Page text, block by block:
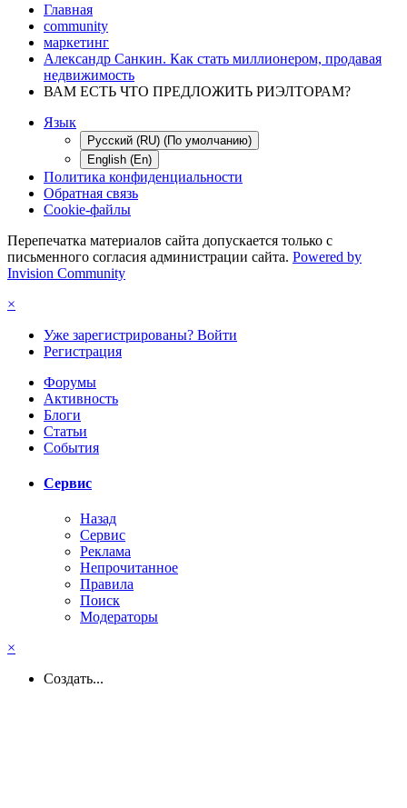
Главная
community
маркетинг
Александр Санкин. Как стать миллионером, продавая
недвижимость
ВАМ ЕСТЬ ЧТО ПРЕДЛОЖИТЬ РИЭЛТОРАМ?
Язык
Русский (RU) (По умолчанию)
English (En)
Политика конфиденциальности
Обратная связь
Cookie-файлы
Перепечатка материалов сайта допускается только с
письменного согласия администрации сайта. Powered by
Invision Community
×
Уже зарегистрированы? Войти
Регистрация
Форумы
Активность
Блоги
Статьи
События
Сервис
Назад
Сервис
Реклама
Непрочитанное
Правила
Поиск
Модераторы
×
Создать...